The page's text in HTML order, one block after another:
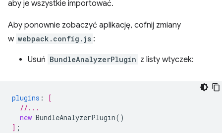
aby je wszystkie importować.
Aby ponownie zobaczyć aplikację, cofnij zmiany
w webpack.config.js :
Usuń BundleAnalyzerPlugin z listy wtyczek:
plugins :
[
//...
new BundleAnalyzerPlugin()
] ;